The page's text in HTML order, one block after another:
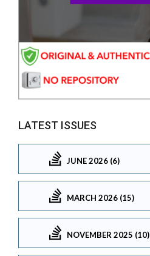
LATEST ISSUES
JUNE 2026 (6)
MARCH 2026 (15)
NOVEMBER 2025 (10)